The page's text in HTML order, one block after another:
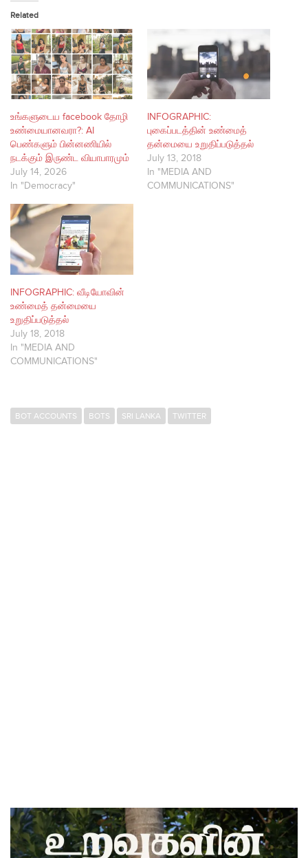
Related
உங்களுடைய facebook தோழி
உண்மையானவரா?: AI
பெண்களும் பின்னணியில்
நடக்கும் இருண்ட வியாபாரமும்
July 14, 2026
In "Democracy"
INFOGRAPHIC:
புகைப்படத்தின் உண்மைத்
தன்மையை உறுதிப்படுத்தல்
July 13, 2018
In "MEDIA AND
COMMUNICATIONS"
INFOGRAPHIC: வீடியோவின்
உண்மைத் தன்மையை
உறுதிப்படுத்தல்
July 18, 2018
In "MEDIA AND
COMMUNICATIONS"
BOT ACCOUNTS BOTS SRI LANKA TWITTER